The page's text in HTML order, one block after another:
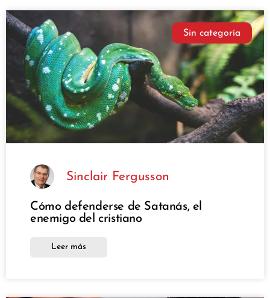
Sin categoría
Sinclair Fergusson
Cómo defenderse de Satanás, el
enemigo del cristiano
Leer más